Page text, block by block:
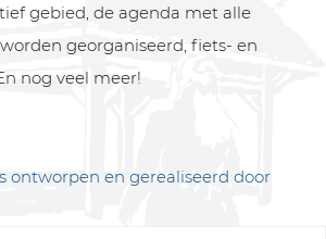
gebied, de agenda met alle
georganiseerd, fiets- en
nog veel meer!
ontworpen en gerealiseerd door